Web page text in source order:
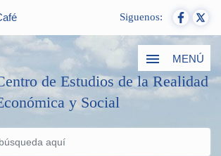
Siguenos:
MENÚ
de Estudios de la Realidad
y Social